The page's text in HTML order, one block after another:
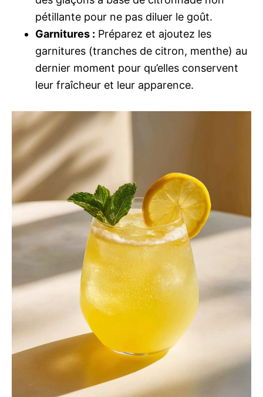
pétillante pour ne pas diluer le goût.
Garnitures : Préparez et ajoutez les
garnitures (tranches de citron, menthe) au
dernier moment pour qu’elles conservent
leur fraîcheur et leur apparence.